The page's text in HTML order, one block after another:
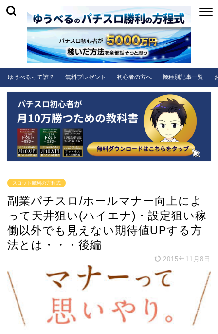
ゆうべるって誰？ 無料プレゼント 初心者の方へ 機種別記事一覧
スロット勝利の方程式
副業パチスロ/ホールマナー向上によ
って天井狙い(ハイエナ)・設定狙い稼
働以外でも見えない期待値UPする方
法とは・・・後編
2015年11月8日